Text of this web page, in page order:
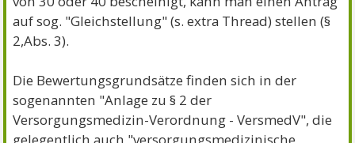
auf sog. "Gleichstellung" (s. extra Thread) stellen (§
2,Abs. 3).
Die Bewertungsgrundsätze finden sich in der
sogenannten "Anlage zu § 2 der
Versorgungsmedizin-Verordnung - VersmedV", die